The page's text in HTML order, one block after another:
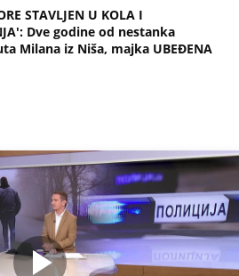
STAVLJEN U KOLA I
Dve godine od nestanka
Milana iz Niša, majka UBEĐENA